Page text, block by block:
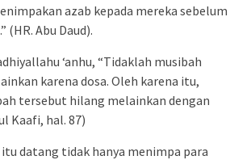
azab kepada mereka sebelum
(HR. Abu Daud).
‘anhu, “Tidaklah musibah
karena dosa. Oleh karena itu,
tersebut hilang melainkan dengan
Kaafi, hal. 87)
itu datang tidak hanya menimpa para